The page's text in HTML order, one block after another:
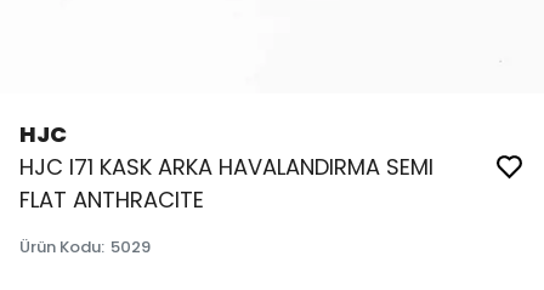
HJC
HJC I71 KASK ARKA HAVALANDIRMA SEMI
FLAT ANTHRACITE
Ürün Kodu: 5029